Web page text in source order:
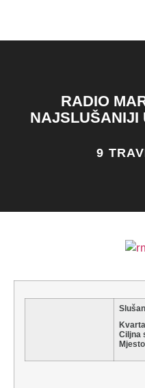
RADIO
NAJSLUŠANIJI
9
Ciljna